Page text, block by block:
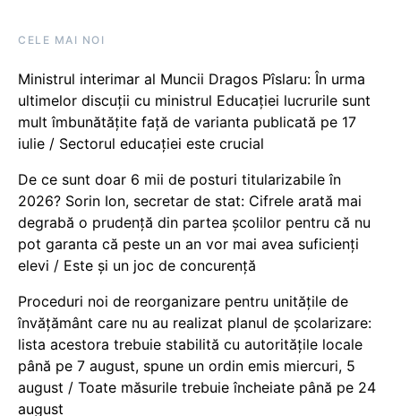
CELE MAI NOI
Ministrul interimar al Muncii Dragos Pîslaru: În urma
ultimelor discuții cu ministrul Educației lucrurile sunt
mult îmbunătățite față de varianta publicată pe 17
iulie / Sectorul educației este crucial
De ce sunt doar 6 mii de posturi titularizabile în
2026? Sorin Ion, secretar de stat: Cifrele arată mai
degrabă o prudență din partea școlilor pentru că nu
pot garanta că peste un an vor mai avea suficienți
elevi / Este și un joc de concurență
Proceduri noi de reorganizare pentru unitățile de
învățământ care nu au realizat planul de școlarizare:
lista acestora trebuie stabilită cu autoritățile locale
până pe 7 august, spune un ordin emis miercuri, 5
august / Toate măsurile trebuie încheiate până pe 24
august